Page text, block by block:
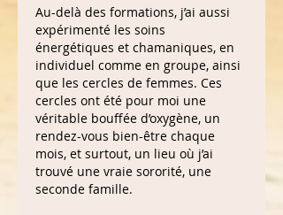
Au-delà des formations, j’ai aussi
expérimenté les soins
énergétiques et chamaniques, en
individuel comme en groupe, ainsi
que les cercles de femmes. Ces
cercles ont été pour moi une
véritable bouffée d’oxygène, un
rendez-vous bien-être chaque
mois, et surtout, un lieu où j’ai
trouvé une vraie sororité, une
seconde famille.